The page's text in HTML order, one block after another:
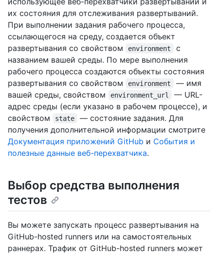
их состояния для отслеживания развертываний.
При выполнении задания рабочего процесса,
ссылающегося на среду, создается объект
развертывания со свойством
environment
с
названием вашей среды. По мере выполнения
рабочего процесса создаются объекты состояния
развертывания со свойством
environment
— имя
вашей среды, свойством
environment_url
— URL-
адрес среды (если указано в рабочем процессе), и
свойством
state
— состояние задания. Для
получения дополнительной информации смотрите
Документация приложений GitHub и События и
полезные данные веб-перехватчика.
Выбор средства выполнения
тестов
Вы можете запускать процесс развертывания на
GitHub-hosted runners или на самостоятельных
раннерах. Трафик от GitHub-hosted runners может